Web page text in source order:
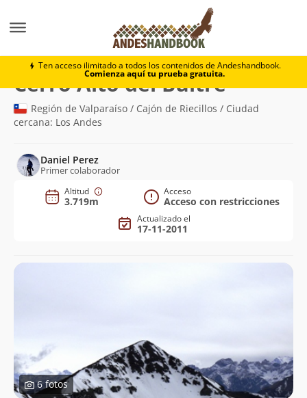
Ten acceso ilimitado a todos los contenidos de Andeshandbook.
Comienza aquí tu prueba gratuita.
Cerro Alto del Buitre
Cerro Alto del Buitre
Región de Valparaíso / Cajón de Riecillos / Ciudad
cercana: Los Andes
Daniel Perez
Primer colaborador
Altitud
3.719m
Acceso
Acceso con restricciones
Actualizado el
17-11-2011
6 fotos